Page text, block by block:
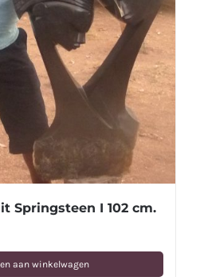
Springsteen I 102 cm.
aan winkelwagen